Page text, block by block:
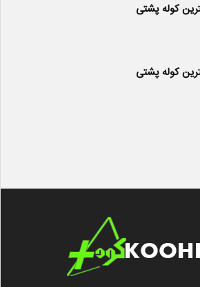
کوله پشتی
کوله پشتی